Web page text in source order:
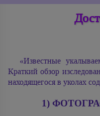
«Известные
Краткий обзор
находящегося в уколах
1)